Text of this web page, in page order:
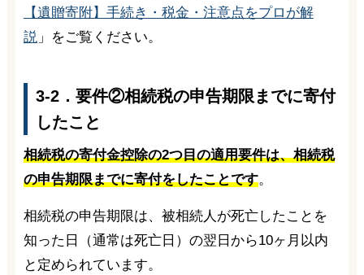
【遺贈寄附】手続き・税金・注意点をプロが解
説」をご覧ください。
3-2．要件②相続税の申告期限までに寄付
したこと
相続税の寄付金控除の2つ目の適用要件は、相続税
の申告期限までに寄付をしたことです。
相続税の申告期限は、被相続人が死亡したことを
知った日（通常は死亡日）の翌日から10ヶ月以内
と定められています。